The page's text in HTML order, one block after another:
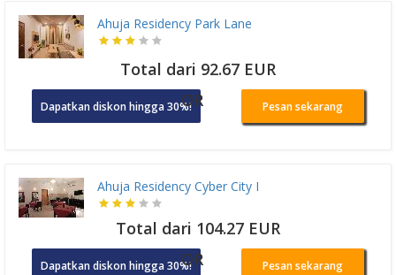
Ahuja Residency Park Lane
Total dari 92.67 EUR
Dapatkan diskon hingga 30%!OR Pesan sekarang
Ahuja Residency Cyber City I
Total dari 104.27 EUR
Dapatkan diskon hingga 30%!OR Pesan sekarang